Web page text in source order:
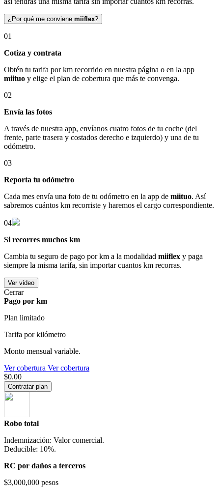
¿Por qué me conviene miiflex?
01
Cotiza y contrata
Obtén tu tarifa por km recorrido en nuestra página o en la app
miituo y elige el plan de cobertura que más te convenga.
02
Envía las fotos
A través de nuestra app, envíanos cuatro fotos de tu coche (del
frente, parte trasera y costados derecho e izquierdo) y una de tu
odómetro.
03
Reporta tu odómetro
Cada mes envía una foto de tu odómetro en la app de miituo. Así
sabremos cuántos km recorriste y haremos el cargo correspondiente.
04
Si recorres muchos km
Cambia tu seguro de pago por km a la modalidad miiflex y paga
siempre la misma tarifa, sin importar cuantos km recorras.
Ver video
Cerrar
Pago por km
Plan limitado
Tarifa por kilómetro
Monto mensual variable.
Ver cobertura Ver cobertura
$0.00
Contratar plan
Robo total
Indemnización: Valor comercial.
Deducible: 10%.
RC por daños a terceros
$3,000,000 pesos